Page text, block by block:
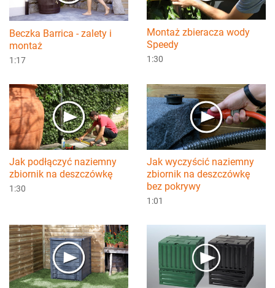
Beczka Barrica - zalety i
montaż
1:17
Montaż zbieracza wody
Speedy
1:30
Jak podłączyć naziemny
zbiornik na deszczówkę
1:30
Jak wyczyścić naziemny
zbiornik na deszczówkę
bez pokrywy
1:01